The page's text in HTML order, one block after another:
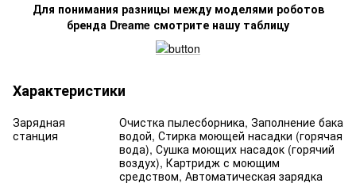
Для понимания разницы между моделями роботов
бренда Dreame смотрите нашу таблицу
Характеристики
Зарядная
станция
Очистка пылесборника, Заполнение бака
водой, Стирка моющей насадки (горячая
вода), Сушка моющих насадок (горячий
воздух), Картридж с моющим
средством, Автоматическая зарядка